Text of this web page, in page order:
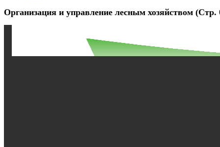
Организация и управление лесным хозяйством (Стр.